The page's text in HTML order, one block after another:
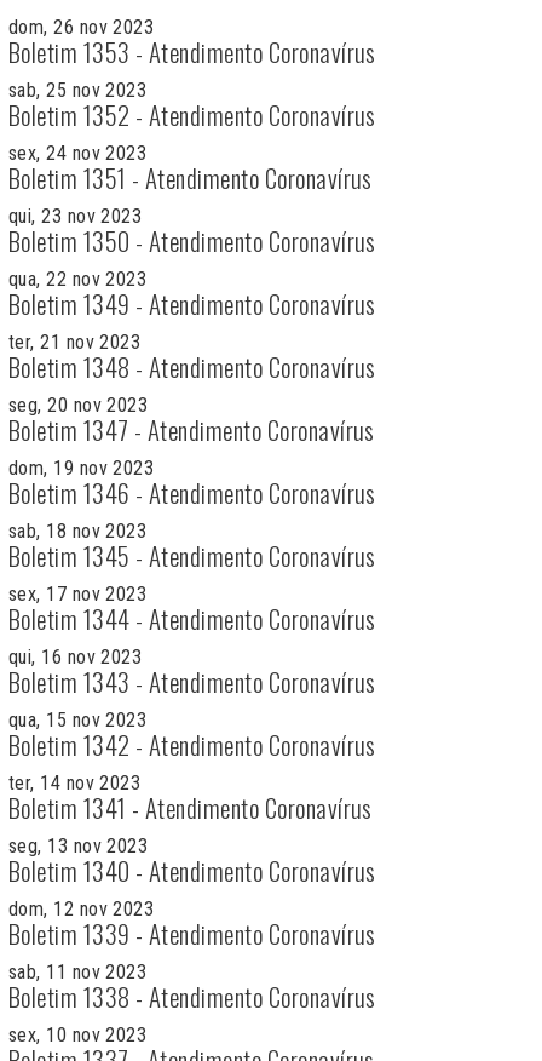
dom, 26 nov 2023
Boletim 1353 - Atendimento Coronavírus
sab, 25 nov 2023
Boletim 1352 - Atendimento Coronavírus
sex, 24 nov 2023
Boletim 1351 - Atendimento Coronavírus
qui, 23 nov 2023
Boletim 1350 - Atendimento Coronavírus
qua, 22 nov 2023
Boletim 1349 - Atendimento Coronavírus
ter, 21 nov 2023
Boletim 1348 - Atendimento Coronavírus
seg, 20 nov 2023
Boletim 1347 - Atendimento Coronavírus
dom, 19 nov 2023
Boletim 1346 - Atendimento Coronavírus
sab, 18 nov 2023
Boletim 1345 - Atendimento Coronavírus
sex, 17 nov 2023
Boletim 1344 - Atendimento Coronavírus
qui, 16 nov 2023
Boletim 1343 - Atendimento Coronavírus
qua, 15 nov 2023
Boletim 1342 - Atendimento Coronavírus
ter, 14 nov 2023
Boletim 1341 - Atendimento Coronavírus
seg, 13 nov 2023
Boletim 1340 - Atendimento Coronavírus
dom, 12 nov 2023
Boletim 1339 - Atendimento Coronavírus
sab, 11 nov 2023
Boletim 1338 - Atendimento Coronavírus
sex, 10 nov 2023